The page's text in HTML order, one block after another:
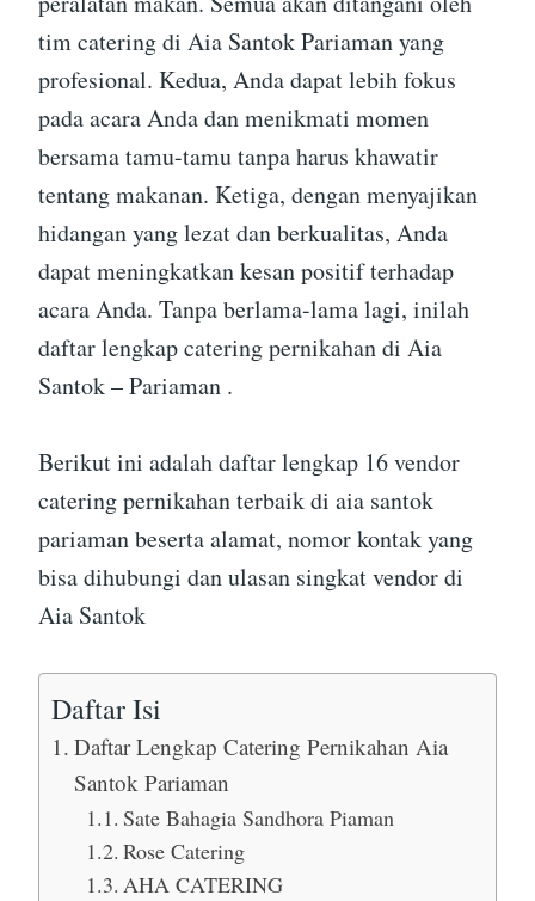
tim catering di Aia Santok Pariaman yang
profesional. Kedua, Anda dapat lebih fokus
pada acara Anda dan menikmati momen
bersama tamu-tamu tanpa harus khawatir
tentang makanan. Ketiga, dengan menyajikan
hidangan yang lezat dan berkualitas, Anda
dapat meningkatkan kesan positif terhadap
acara Anda. Tanpa berlama-lama lagi, inilah
daftar lengkap catering pernikahan di Aia
Santok – Pariaman .
Berikut ini adalah daftar lengkap 16 vendor
catering pernikahan terbaik di aia santok
pariaman beserta alamat, nomor kontak yang
bisa dihubungi dan ulasan singkat vendor di
Aia Santok
Daftar Isi
Daftar Lengkap Catering Pernikahan Aia
Santok Pariaman
Sate Bahagia Sandhora Piaman
Rose Catering
AHA CATERING